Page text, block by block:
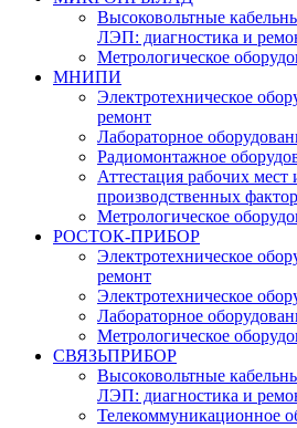
Высоковольтные
ЛЭП: диагностика и
Метрологическое
МНИПИ
Электротехническое
ремонт
Лабораторное
Радиомонтажное
Аттестация рабочих мест
производственных
Метрологическое
РОСТОК-ПРИБОР
Электротехническое
ремонт
Электротехническое
Лабораторное
Метрологическое
СВЯЗЬПРИБОР
Высоковольтные
ЛЭП: диагностика и
Телекоммуникационное